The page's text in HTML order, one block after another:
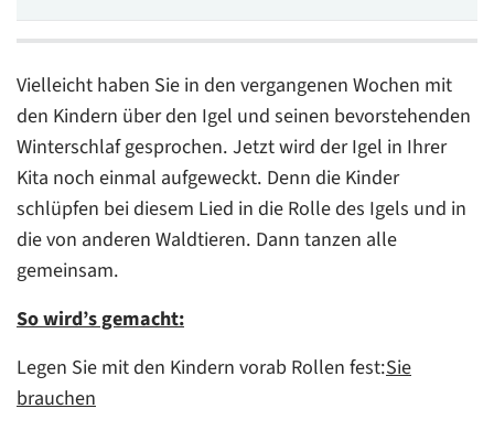
Vielleicht haben Sie in den vergangenen Wochen mit
den Kindern über den Igel und seinen bevorstehenden
Winterschlaf gesprochen. Jetzt wird der Igel in Ihrer
Kita noch einmal aufgeweckt. Denn die Kinder
schlüpfen bei diesem Lied in die Rolle des Igels und in
die von anderen Waldtieren. Dann tanzen alle
gemeinsam.
So wird’s gemacht:
Legen Sie mit den Kindern vorab Rollen fest:Sie
brauchen